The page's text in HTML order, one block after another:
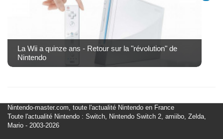
La Wii a quinze ans - Retour sur la "révolution" de
Nintendo
Nintendo-master.com, toute l'actualité Nintendo en France
Toute l'actualité Nintendo : Switch, Nintendo Switch 2, amiibo, Zelda,
Mario - 2003-2026